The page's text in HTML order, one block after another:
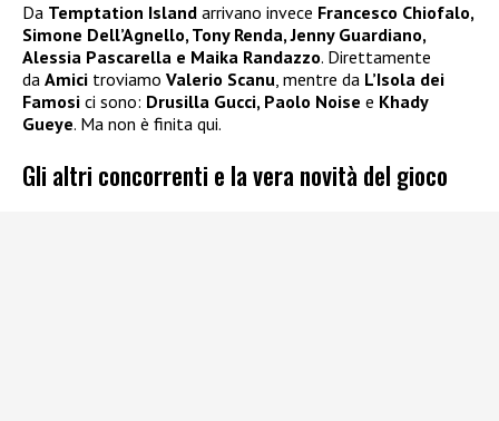
Da Temptation Island arrivano invece Francesco Chiofalo,
Simone Dell’Agnello, Tony Renda, Jenny Guardiano,
Alessia Pascarella e Maika Randazzo. Direttamente
da Amici troviamo Valerio Scanu, mentre da L’Isola dei
Famosi ci sono: Drusilla Gucci, Paolo Noise e Khady
Gueye. Ma non è finita qui.
Gli altri concorrenti e la vera novità del gioco